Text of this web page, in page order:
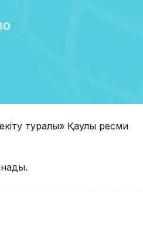
туралы» Қаулы ресми